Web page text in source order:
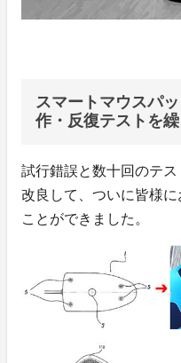
スマートマウスパ
作・反復テストを
試行錯誤と数十回のテ
改良して、ついに皆様
ことができました。